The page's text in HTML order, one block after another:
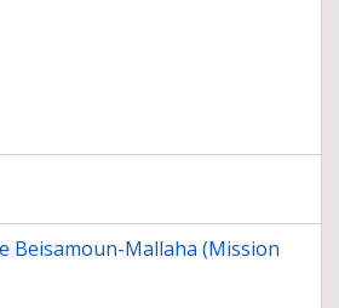
Beisamoun-Mallaha (Mission